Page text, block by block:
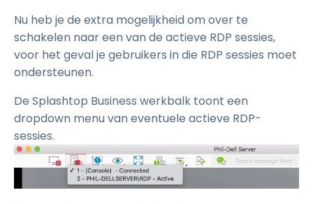
Nu heb je de extra mogelijkheid om over te
schakelen naar een van de actieve RDP sessies,
voor het geval je gebruikers in die RDP sessies moet
ondersteunen.
De Splashtop Business werkbalk toont een
dropdown menu van eventuele actieve RDP-
sessies.